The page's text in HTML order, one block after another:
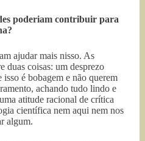
poderiam contribuir para
ajudar mais nisso. As
duas coisas: um desprezo
é bobagem e não querem
achando tudo lindo e
atitude racional de crítica
científica nem aqui nem nos
algum.